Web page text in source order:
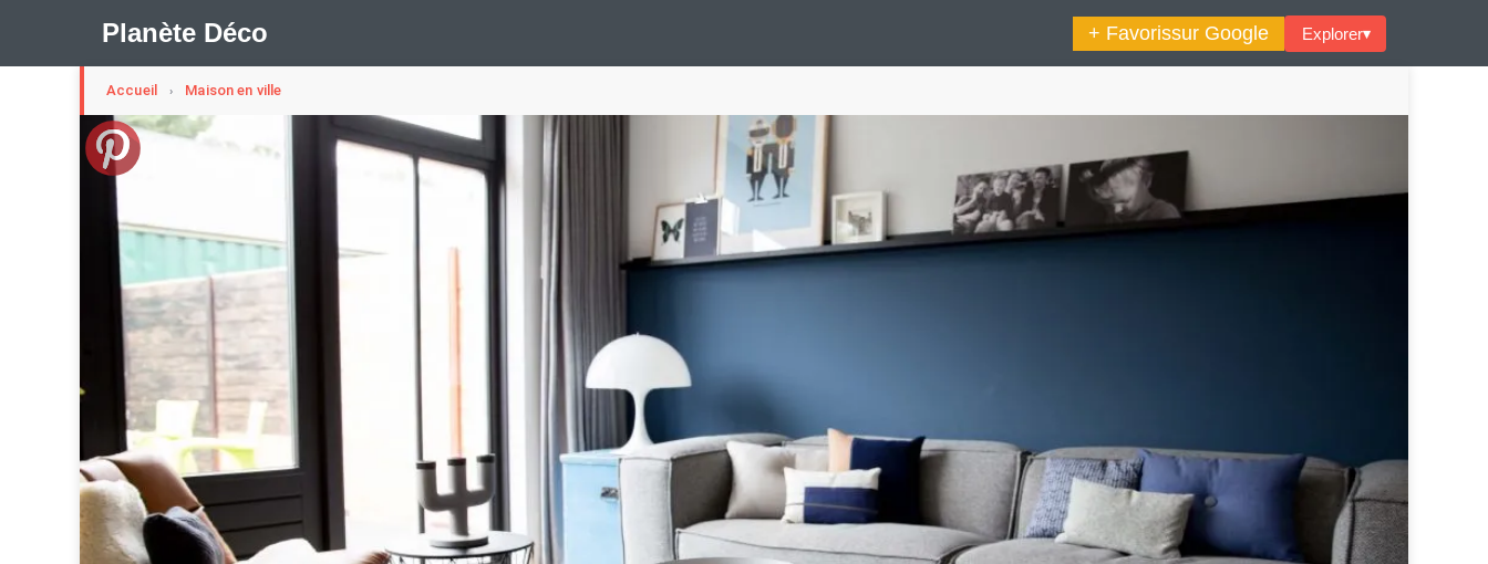
Planète Déco + Favorissur Google Explorer▾
🛍︎ Shop Planète Déco ℹ︎ À propos
Appartement Design Design Suédois En Quelques Photos Idées Déco En 10 Photos La Semaine Décoration Et Design
Méli-Mélo Suédois
Publi Reportage Tendance Interieurs Scandinaves La Décoration Selon Votre Signe Astrologique Les Trouvailles Déco Du Jour
Maison Appartement Écologique
Maison Container/container House Maison D'hôtes Maison Et Appartement Vintage
Question De Style
Accueil › Maison en ville